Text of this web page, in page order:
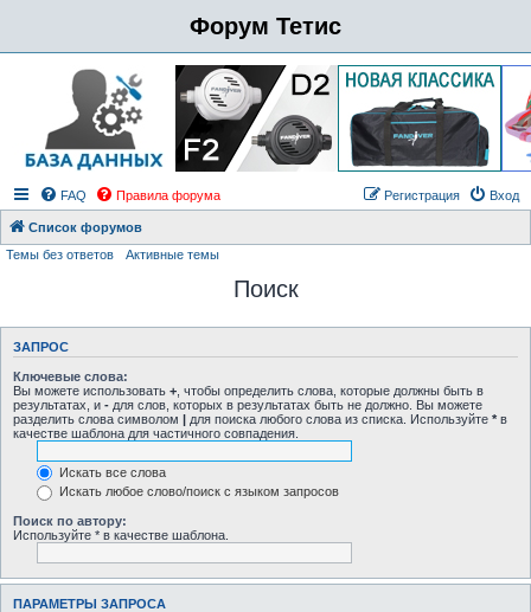
Форум Тетис
FAQ Правила форума Вход
Регистрация
Список форумов
Темы без ответов
Активные темы
Поиск
ЗАПРОС
Ключевые слова:
Вы можете использовать + , чтобы определить слова, которые должны быть в
результатах, и - для слов, которых в результатах быть не должно. Вы можете
разделить слова символом | для поиска любого слова из списка. Используйте * в
качестве шаблона для частичного совпадения.
Искать все слова
Искать любое слово/поиск с языком запросов
Поиск по автору:
Используйте * в качестве шаблона.
ПАРАМЕТРЫ ЗАПРОСА